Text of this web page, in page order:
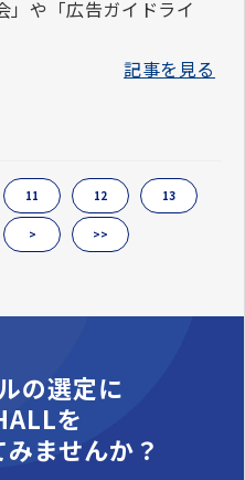
」や「広告ガイドライ
記事を見る
11 12 13
> >>
の選定に
を
ませんか？